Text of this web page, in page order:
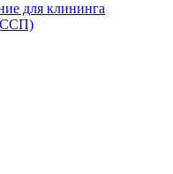
для клининга